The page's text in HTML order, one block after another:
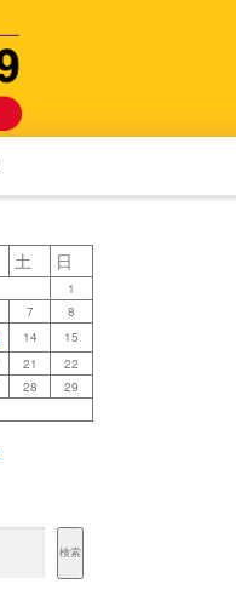
土 日
1
7
8
14
15
21
22
28
29
検索